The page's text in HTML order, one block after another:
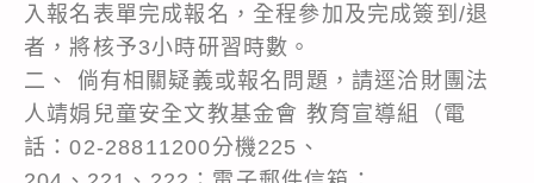
入報名表單完成報名，全程參加及完成簽到/退
者，將核予3小時研習時數。
二、 倘有相關疑義或報名問題，請逕洽財團法
人靖娟兒童安全文教基金會 教育宣導組（電
話：02-28811200分機225、